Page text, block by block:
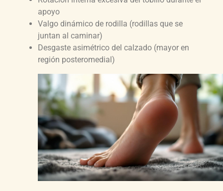
apoyo
Valgo dinámico de rodilla (rodillas que se
juntan al caminar)
Desgaste asimétrico del calzado (mayor en
región posteromedial)